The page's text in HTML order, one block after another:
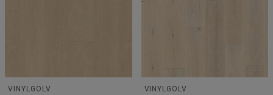
VINYLGOLV VINYLGOLV